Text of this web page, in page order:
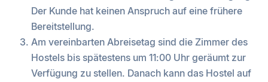
Der Kunde hat keinen Anspruch auf eine frühere
Bereitstellung.
Am vereinbarten Abreisetag sind die Zimmer des
Hostels bis spätestens um 11:00 Uhr geräumt zur
Verfügung zu stellen. Danach kann das Hostel auf